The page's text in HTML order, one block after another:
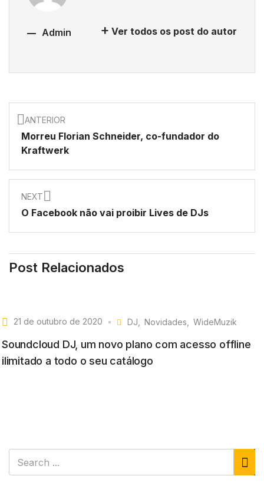
Admin Ver todos os post do autor
ANTERIOR
Morreu Florian Schneider, co-fundador do
Kraftwerk
NEXT
O Facebook não vai proibir Lives de DJs
Post Relacionados
21 de outubro de 2020 DJ Novidades WideMuzik
Soundcloud DJ, um novo plano com acesso offline
ilimitado a todo o seu catálogo